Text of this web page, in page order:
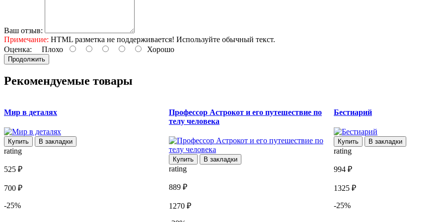
Ваш отзыв:
Примечание: HTML разметка не поддерживается! Используйте обычный текст.
Оценка: Плохо Хорошо
Продолжить
Рекомендуемые товары
Мир в деталях
Купить В закладки
rating
525 ₽
700 ₽
-25%
Профессор Астрокот и его путешествие по
телу человека
Купить В закладки
rating
889 ₽
1270 ₽
Бестиарий
Купить В закладки
rating
994 ₽
1325 ₽
-25%